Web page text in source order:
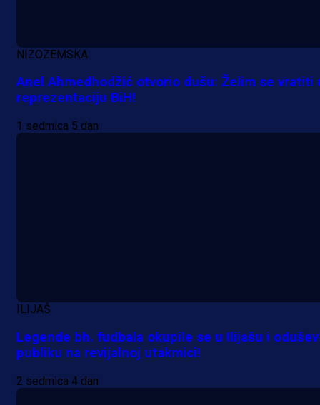
19 h 48 sekunda
A Selekcija
Pogledajte gol: Tabaković zabio
trijumf Salzburga u Evropskoj ligi!
NIZOZEMSKA
Anel Ahmedhodžić otvorio dušu: Želim se vratiti
reprezentaciju BiH!
1 sedmica 5 dan
ILIJAŠ
Legende bh. fudbala okupile se u Ilijašu i
publiku na revijalnoj utakmici!
2 sedmica 4 dan